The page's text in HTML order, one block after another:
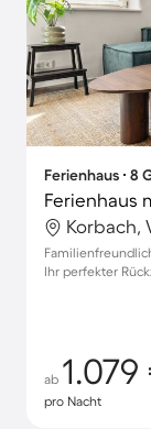
Ferienhaus ∙ 8
Ferienhaus
Ihr perfekter
ab
pro Nacht